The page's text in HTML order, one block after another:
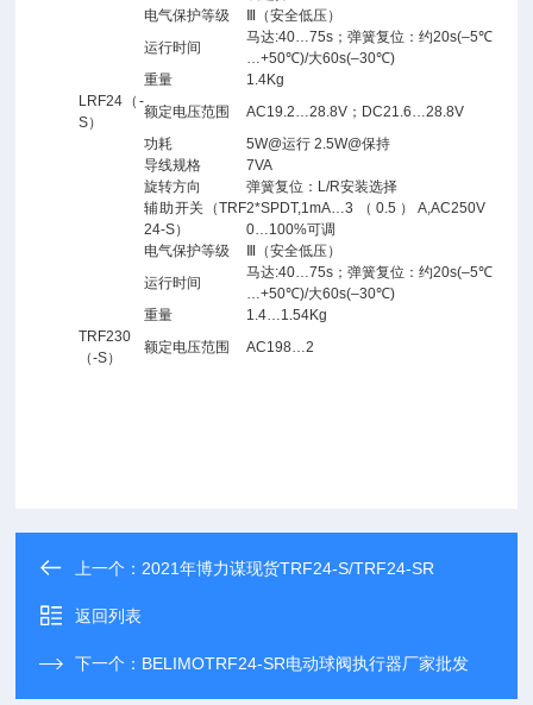
电气保护等级
Ⅲ（安全低压）
运行时间
马达:40…75s；弹簧复位：约20s(–5℃
…+50℃)/大60s(–30℃)
重量
1.4Kg
LRF24（-
S）
额定电压范围
AC19.2…28.8V；DC21.6…28.8V
功耗
5W@运行 2.5W@保持
导线规格
7VA
旋转方向
弹簧复位：L/R安装选择
辅助开关（TRF
24-S）
2*SPDT,1mA…3（0.5）A,AC250V
0…100%可调
电气保护等级
Ⅲ（安全低压）
运行时间
马达:40…75s；弹簧复位：约20s(–5℃
…+50℃)/大60s(–30℃)
重量
1.4…1.54Kg
TRF230
（-S）
额定电压范围 AC198…2
上一个： 2021年博力谋现货TRF24-S/TRF24-SR
返回列表
下一个： BELIMOTRF24-SR电动球阀执行器厂家批发